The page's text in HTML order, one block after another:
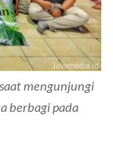
mengunjungi
berbagi pada